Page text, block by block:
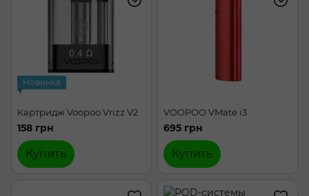
Новинка
Картридж Voopoo Vrizz V2
158 грн
Купить
VOOPOO VMate i3
695 грн
Купить